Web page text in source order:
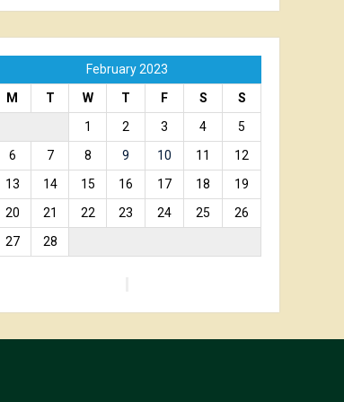
February 2023
M
T W T F S
S
1
2 3 4
5
6
7 8 9 10 11
12
13
14 15 16 17 18
19
20
21 22 23 24 25
26
27
28